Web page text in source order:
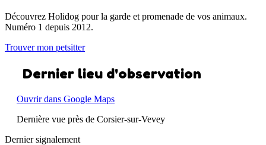
Découvrez Holidog pour la garde et promenade de vos animaux.
Numéro 1 depuis 2012.
Trouver mon petsitter
Dernier lieu d'observation
Ouvrir dans Google Maps
Dernière vue près de Corsier-sur-Vevey
Dernier signalement